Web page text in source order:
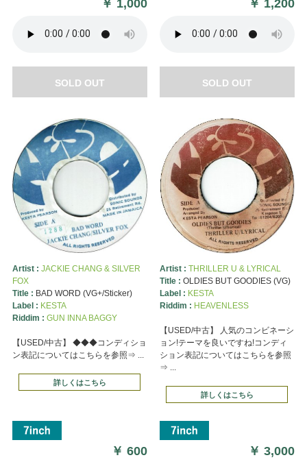
￥ 1,000
SOLD OUT
￥ 1,200
SOLD OUT
Artist : JACKIE CHANG & SILVER
FOX
Title : BAD WORD (VG+/Sticker)
Label : KESTA
Riddim : GUN INNA BAGGY
【USED/中古】 ◆◆◆コンディショ
ン表記についてはこちらを参照⇒ ...
詳しくはこちら
￥600
Artist : THRILLER U & LYRICAL
Title : OLDIES BUT GOODIES (VG)
Label : KESTA
Riddim : HEAVENLESS
【USED/中古】 人気のコンビネーシ
ョン!テーマを良いですね!コンディ
ション表記についてはこちらを参照
⇒ ...
詳しくはこちら
￥3,000